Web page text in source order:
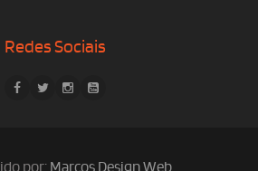
Redes Sociais
por: Marcos Design Web